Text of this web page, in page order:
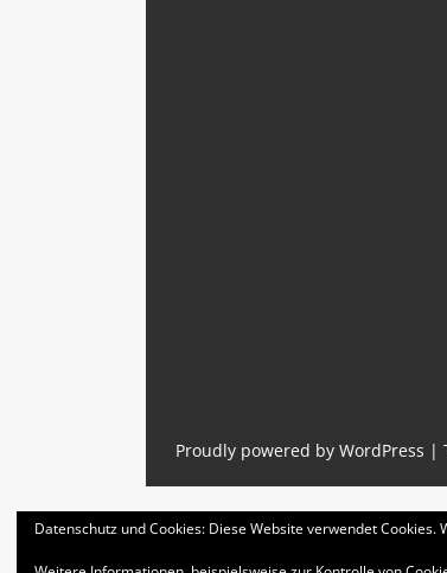
Proudly powered by WordPress |
Datenschutz und Cookies: Diese Website verwendet